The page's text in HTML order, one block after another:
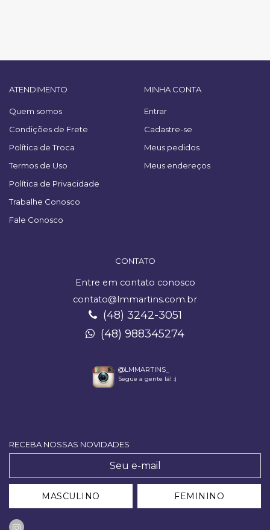
ATENDIMENTO
Quem somos
Condições de Frete
Política de Troca
Termos de Uso
Política de Privacidade
Trabalhe Conosco
Fale Conosco
MINHA CONTA
Entrar
Cadastre-se
Meus pedidos
Meus endereços
CONTATO
Entre em contato conosco
contato@lmmartins.com.br
(48) 3242-3051
(48) 988345274
@LMMARTINS_
Segue a gente lá! :)
RECEBA NOSSAS NOVIDADES
MASCULINO FEMININO